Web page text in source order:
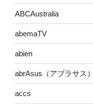
ABCAustralia
abemaTV
abien
abrAsus（アブラサス
accs